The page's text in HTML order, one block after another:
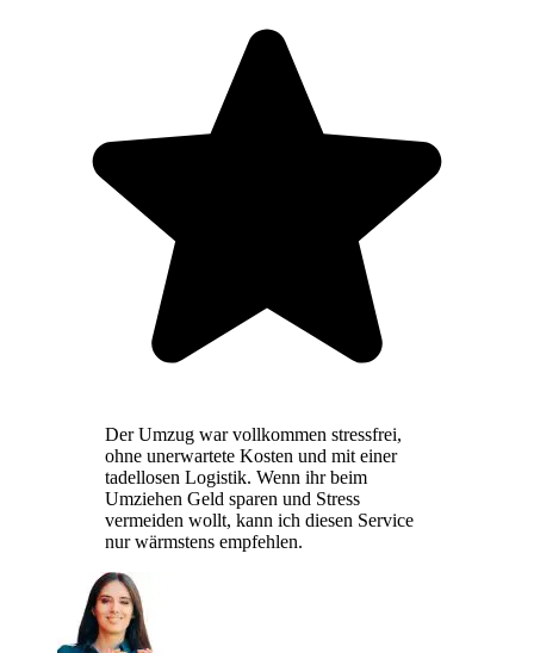
Der Umzug war vollkommen stressfrei,
ohne unerwartete Kosten und mit einer
tadellosen Logistik. Wenn ihr beim
Umziehen Geld sparen und Stress
vermeiden wollt, kann ich diesen Service
nur wärmstens empfehlen.